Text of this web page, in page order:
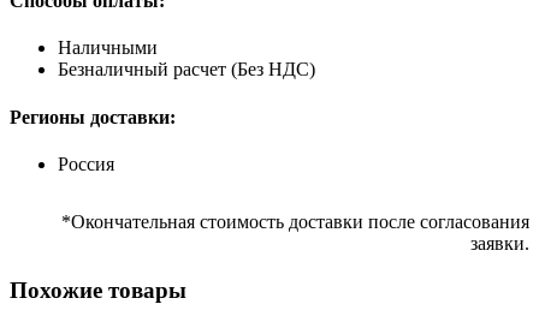
Наличными
Безналичный расчет (Без НДС)
Регионы доставки:
Россия
*Окончательная стоимость доставки после согласования
заявки.
Похожие товары